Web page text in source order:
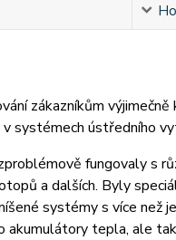
zákazníkům
systémech ústředního
fungovaly s
a dalších. Byly
systémy s více než
tepla, ale